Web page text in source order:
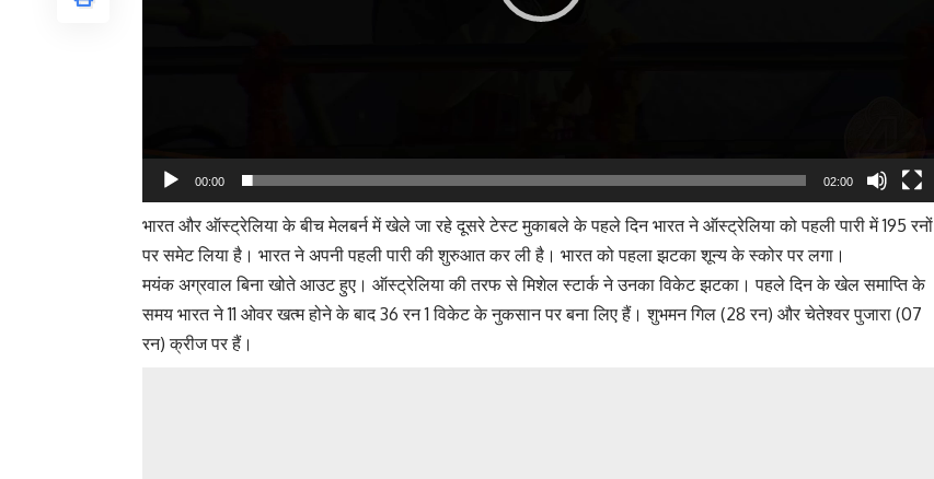
00:00 02:00
भारत और ऑस्ट्रेलिया के बीच मेलबर्न में खेले जा रहे दूसरे टेस्ट मुकाबले के पहले दिन भारत ने ऑस्ट्रेलिया को पहली पारी में 195 रनों
पर समेट लिया है। भारत ने अपनी पहली पारी की शुरुआत कर ली है। भारत को पहला झटका शून्य के स्कोर पर लगा।
मयंक अग्रवाल बिना खोते आउट हुए। ऑस्ट्रेलिया की तरफ से मिशेल स्टार्क ने उनका विकेट झटका। पहले दिन के खेल समाप्ति के
समय भारत ने 11 ओवर खत्म होने के बाद 36 रन 1 विकेट के नुकसान पर बना लिए हैं। शुभमन गिल (28 रन) और चेतेश्वर पुजारा (07
रन) क्रीज पर हैं।